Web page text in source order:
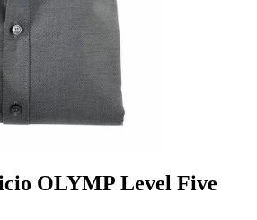
OLYMP Level Five